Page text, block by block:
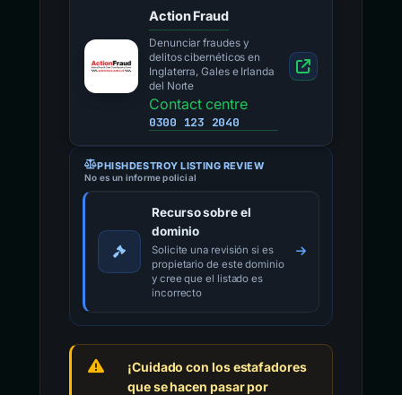
Action Fraud
Denunciar fraudes y
delitos cibernéticos en
Inglaterra, Gales e Irlanda
del Norte
Contact centre
0300 123 2040
PHISHDESTROY LISTING REVIEW
No es un informe policial
Recurso sobre el
dominio
Solicite una revisión si es
propietario de este dominio
y cree que el listado es
incorrecto
¡Cuidado con los estafadores
que se hacen pasar por